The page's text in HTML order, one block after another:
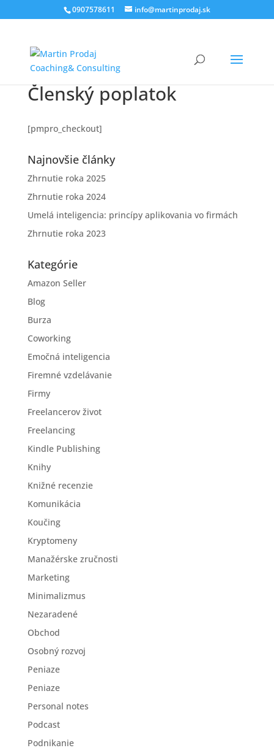
0907578611 info@martinprodaj.sk
Členský poplatok
[pmpro_checkout]
Najnovšie články
Zhrnutie roka 2025
Zhrnutie roka 2024
Umelá inteligencia: princípy aplikovania vo firmách
Zhrnutie roka 2023
Kategórie
Amazon Seller
Blog
Burza
Coworking
Emočná inteligencia
Firemné vzdelávanie
Firmy
Freelancerov život
Freelancing
Kindle Publishing
Knihy
Knižné recenzie
Komunikácia
Koučing
Kryptomeny
Manažérske zručnosti
Marketing
Minimalizmus
Nezaradené
Obchod
Osobný rozvoj
Peniaze
Peniaze
Personal notes
Podcast
Podnikanie